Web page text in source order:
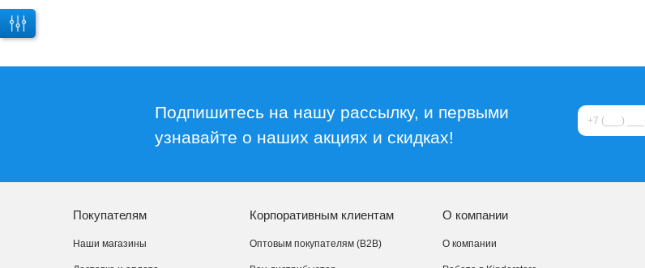
Подпишитесь на нашу рассылку, и первыми
узнавайте о наших акциях и скидках!
Покупателям
Наши магазины
Корпоративным клиентам
Оптовым покупателям (B2B)
О компании
О компании